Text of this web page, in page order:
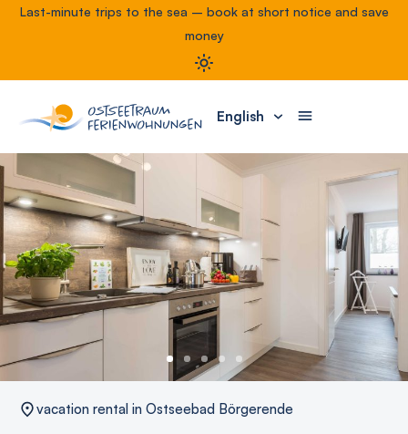
Last-minute trips to the sea – book at short notice and save
money
English
vacation rental in Ostseebad Börgerende